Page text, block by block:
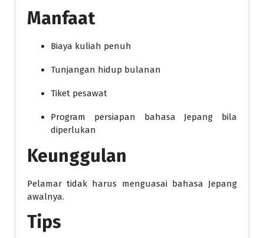
Manfaat
Biaya kuliah penuh
Tunjangan hidup bulanan
Tiket pesawat
Program persiapan bahasa Jepang bila
diperlukan
Keunggulan
Pelamar tidak harus menguasai bahasa Jepang
awalnya.
Tips